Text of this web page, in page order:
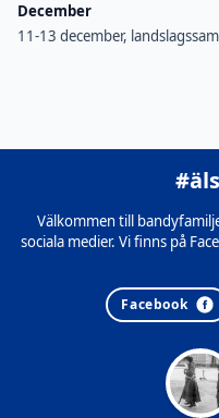
December
11-13 december,
Välkommen till
sociala medier. Vi finns på
Facebook